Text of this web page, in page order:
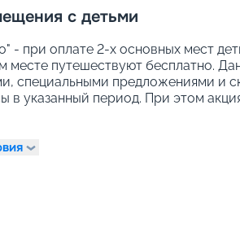
с детьми
- при оплате 2-х основных мест
месте путешествуют бесплатно.
специальными предложениями и
в указанный период. При этом